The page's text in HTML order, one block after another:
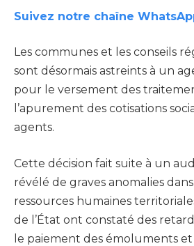
Suivez notre chaîne
Les communes et les conseils
sont désormais astreints à un
pour le versement des
l’apurement des cotisations
agents.
Cette décision fait suite à un
révélé de graves anomalies
ressources humaines
de l’État ont constaté des
le paiement des émoluments